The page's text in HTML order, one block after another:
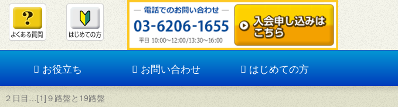
お役立ち お問い合わせ はじめての方
２日目…[1]９路盤と19路盤